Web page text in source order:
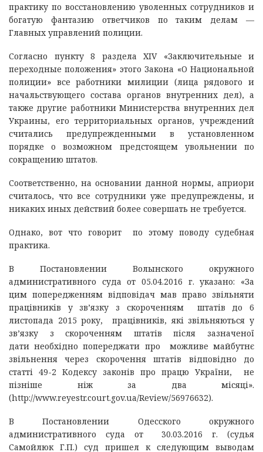
практику по восстановлению уволенных сотрудников и
богатую фантазию ответчиков по таким делам —
Главных управлений полиции.
Согласно пункту 8 раздела ХIV «Заключительные и
переходные положения» этого Закона «О Национальной
полиции» все работники милиции (лица рядового и
начальствующего состава органов внутренних дел), а
также другие работники Министерства внутренних дел
Украины, его территориальных органов, учреждений
считались предупрежденными в установленном
порядке о возможном предстоящем увольнении по
сокращению штатов.
Соответственно, на основании данной нормы, априори
считалось, что все сотрудники уже предупреждены, и
никаких иных действий более совершать не требуется.
Однако, вот что говорит по этому поводу судебная
практика.
В Постановлении Волынского окружного
административного суда от 05.04.2016 г. указано: «За
цим попередженням відповідач мав право звільняти
працівників у зв’язку з скороченням штатів до 6
листопада 2015 року, працівників, які звільняються у
зв’язку з скороченням штатів після зазначеної
дати необхідно попереджати про можливе майбутнє
звільнення через скорочення штатів відповідно до
статті 49-2 Кодексу законів про працю України, не
пізніше ніж за два місяці».
(http://www.reyestr.court.gov.ua/Review/56976632).
В Постановлении Одесского окружного
административного суда от 30.03.2016 г. (судья
Самойлюк Г.П.) суд пришел к следующим выводам